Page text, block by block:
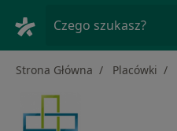
Czego szukasz?
Strona Główna Placówki